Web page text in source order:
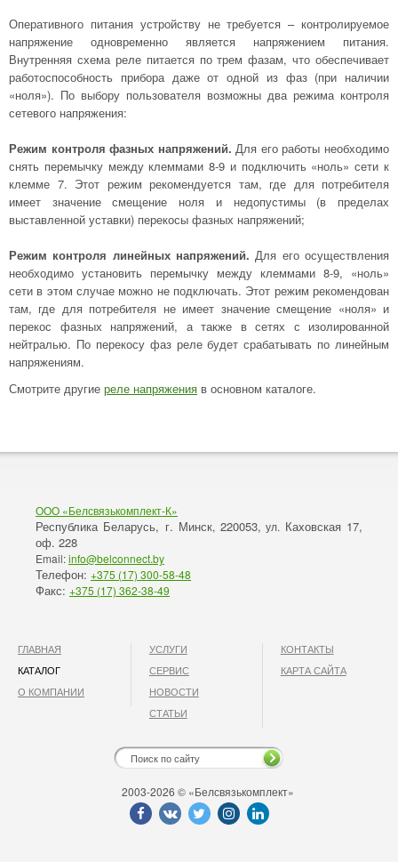
Оперативного питания устройству не требуется – контролируемое
напряжение одновременно является напряжением питания.
Внутренняя схема реле питается по трем фазам, что обеспечивает
работоспособность прибора даже от одной из фаз (при наличии
«ноля»). По выбору пользователя возможны два режима контроля
сетевого напряжения:
Режим контроля фазных напряжений. Для его работы необходимо
снять перемычку между клеммами 8-9 и подключить «ноль» сети к
клемме 7. Этот режим рекомендуется там, где для потребителя
имеет значение смещение ноля и недопустимы (в пределах
выставленной уставки) перекосы фазных напряжений;
Режим контроля линейных напряжений. Для его осуществления
необходимо установить перемычку между клеммами 8-9, «ноль»
сети в этом случае можно не подключать. Этот режим рекомендован
там, где для потребителя не имеет значение смещение «ноля» и
перекос фазных напряжений, а также в сетях с изолированной
нейтралью. По перекосу фаз реле будет срабатывать по линейным
напряжениям.
Смотрите другие реле напряжения в основном каталоге.
ООО «Белсвязькомплект-К»
Республика Беларусь, г. Минск, 220053, ул. Каховская 17,
оф. 228
Email:info@belconnect.by
Телефон: +375 (17) 300-58-48
Факс: +375 (17) 362-38-49
ГЛАВНАЯ
КАТАЛОГ
О КОМПАНИИ
УСЛУГИ
СЕРВИС
НОВОСТИ
СТАТЬИ
КОНТАКТЫ
КАРТА САЙТА
2003-2026 © «Белсвязькомплект»